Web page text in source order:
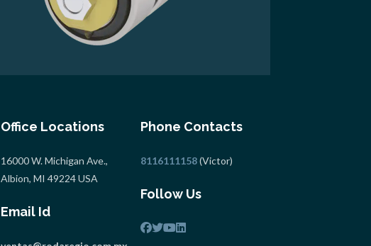
Office Locations
16000 W. Michigan Ave.,
Albion, MI 49224 USA
Email Id
Phone Contacts
8116111158(Victor)
Follow Us